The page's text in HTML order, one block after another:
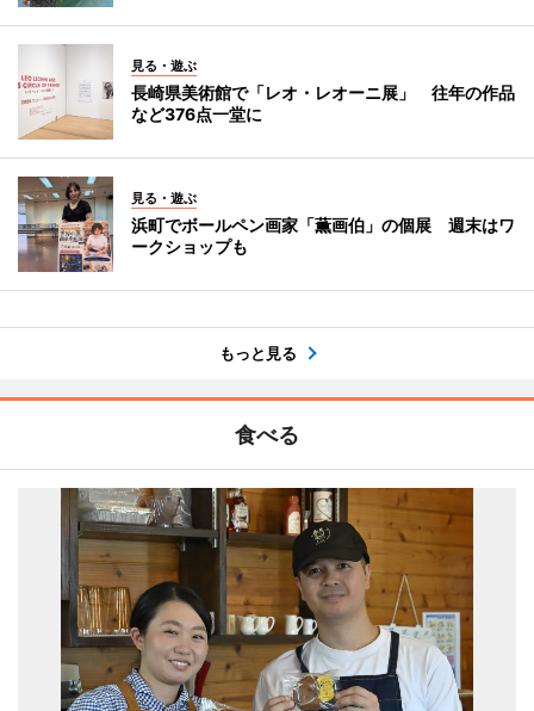
見る・遊ぶ
長崎県美術館で「レオ・レオーニ展」 往年の作品
など376点一堂に
見る・遊ぶ
浜町でボールペン画家「薫画伯」の個展 週末はワ
ークショップも
もっと見る
食べる